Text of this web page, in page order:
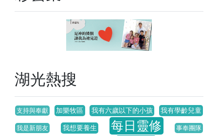
湖光熱搜
支持與奉獻 加樂牧區 我有六歲以下的小孩 我有學齡兒童
我是新朋友 我想要養生 每日靈修 事奉團隊